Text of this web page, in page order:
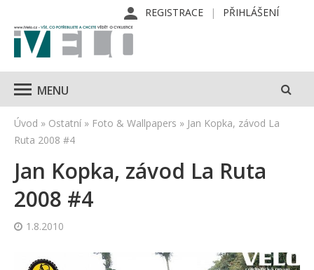
REGISTRACE PŘIHLÁŠENÍ
MENU
Úvod » Ostatní » Foto & Wallpapers » Jan Kopka, závod La
Ruta 2008 #4
Jan Kopka, závod La Ruta
2008 #4
1.8.2010